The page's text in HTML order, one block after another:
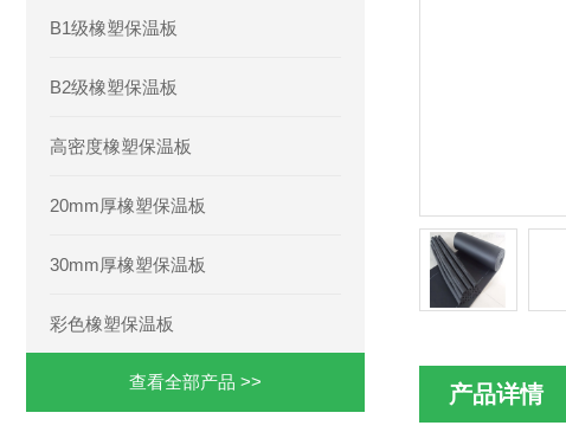
B1级橡塑保温板
B2级橡塑保温板
高密度橡塑保温板
20mm厚橡塑保温板
30mm厚橡塑保温板
彩色橡塑保温板
查看全部产品 >> 产品详情